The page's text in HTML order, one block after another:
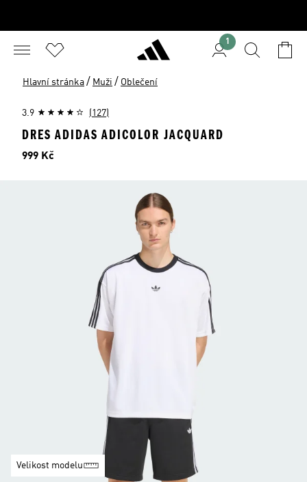
1
Hlavní stránka / Muži / Oblečení
3.9 (127)
DRES ADIDAS ADICOLOR JACQUARD
Cena
999 Kč
Velikost modelu